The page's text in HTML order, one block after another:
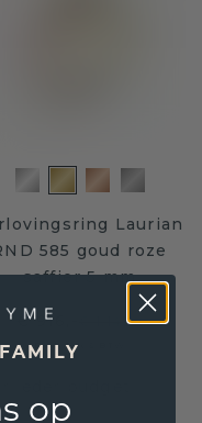
Laurian
585 goud roze
saffier 5 mm
€ 916,- € 1.145,-
Excl. Tax & BTW
op